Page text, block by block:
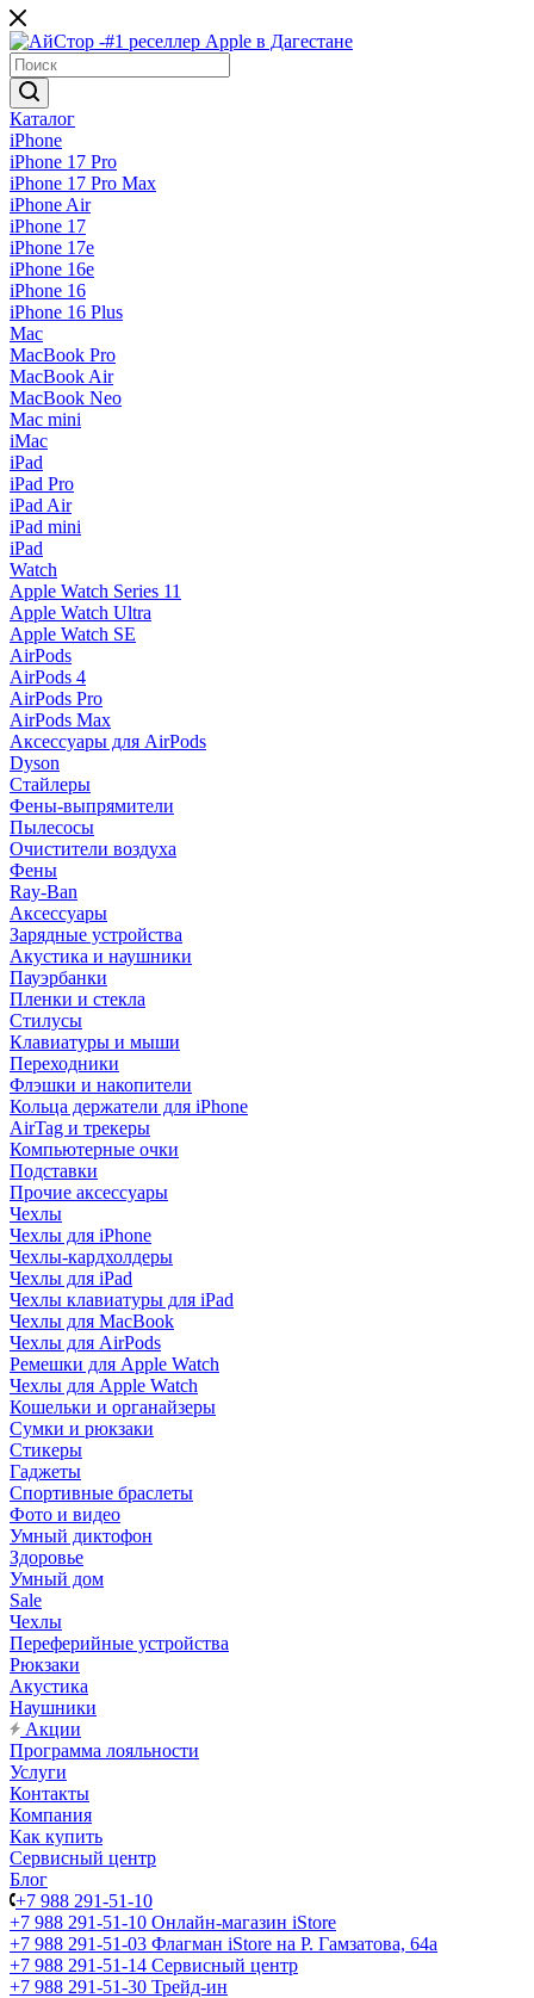
Каталог
iPhone
iPhone 17 Pro
iPhone 17 Pro Max
iPhone Air
iPhone 17
iPhone 17e
iPhone 16e
iPhone 16
iPhone 16 Plus
Mac
MacBook Pro
MacBook Air
MacBook Neo
Mac mini
iMac
iPad
iPad Pro
iPad Air
iPad mini
iPad
Watch
Apple Watch Series 11
Apple Watch Ultra
Apple Watch SE
AirPods
AirPods 4
AirPods Pro
AirPods Max
Аксессуары для AirPods
Dyson
Стайлеры
Фены-выпрямители
Пылесосы
Очистители воздуха
Фены
Ray-Ban
Аксессуары
Зарядные устройства
Акустика и наушники
Пауэрбанки
Пленки и стекла
Стилусы
Клавиатуры и мыши
Переходники
Флэшки и накопители
Кольца держатели для iPhone
AirTag и трекеры
Компьютерные очки
Подставки
Прочие аксессуары
Чехлы
Чехлы для iPhone
Чехлы-кардхолдеры
Чехлы для iPad
Чехлы клавиатуры для iPad
Чехлы для MacBook
Чехлы для AirPods
Ремешки для Apple Watch
Чехлы для Apple Watch
Кошельки и органайзеры
Сумки и рюкзаки
Стикеры
Гаджеты
Спортивные браслеты
Фото и видео
Умный диктофон
Здоровье
Умный дом
Sale
Чехлы
Переферийные устройства
Рюкзаки
Акустика
Наушники
Акции
Программа лояльности
Услуги
Контакты
Компания
Как купить
Сервисный центр
Блог
+7 988 291-51-10
+7 988 291-51-10 Онлайн-магазин iStore
+7 988 291-51-03 Флагман iStore на Р. Гамзатова, 64а
+7 988 291-51-14 Сервисный центр
+7 988 291-51-30 Трейд-ин